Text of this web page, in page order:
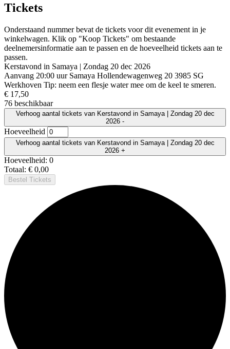
Tickets
Onderstaand nummer bevat de tickets voor dit evenement in je
winkelwagen. Klik op "Koop Tickets" om bestaande
deelnemersinformatie aan te passen en de hoeveelheid tickets aan te
passen.
Kerstavond in Samaya | Zondag 20 dec 2026
Aanvang 20:00 uur Samaya Hollendewagenweg 20 3985 SG
Werkhoven Tip: neem een flesje water mee om de keel te smeren.
€ 17,50
76 beschikbaar
Verhoog aantal tickets van Kerstavond in Samaya | Zondag 20 dec
2026 -
Hoeveelheid
Verhoog aantal tickets van Kerstavond in Samaya | Zondag 20 dec
2026 +
Hoeveelheid: 0
Totaal: € 0,00
Bestel Tickets